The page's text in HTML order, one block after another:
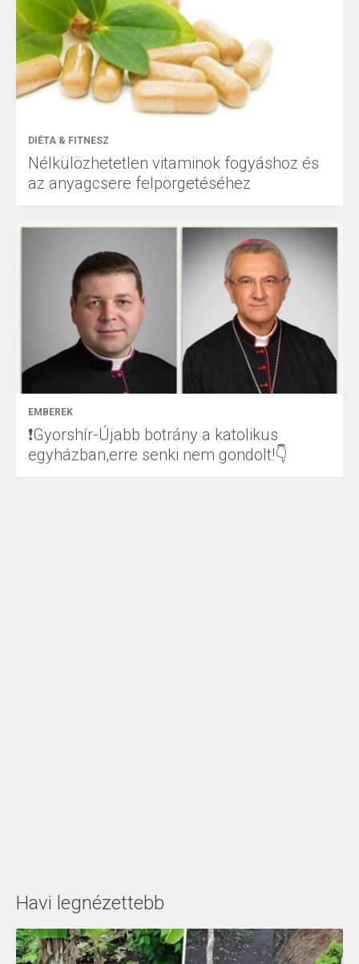
DIÉTA & FITNESZ
Nélkülözhetetlen vitaminok fogyáshoz és
az anyagcsere felpörgetéséhez
EMBEREK
❗Gyorshír-Újabb botrány a katolikus
egyházban,erre senki nem gondolt!👇
Havi legnézettebb